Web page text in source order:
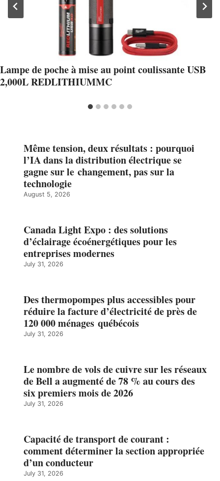
Lampe de poche à mise au point coulissante USB
2,000L REDLITHIUMMC
Même tension, deux résultats : pourquoi
l’IA dans la distribution électrique se
gagne sur le changement, pas sur la
technologie
August 5, 2026
Canada Light Expo : des solutions
d’éclairage écoénergétiques pour les
entreprises modernes
July 31, 2026
Des thermopompes plus accessibles pour
réduire la facture d’électricité de près de
120 000 ménages québécois
July 31, 2026
Le nombre de vols de cuivre sur les réseaux
de Bell a augmenté de 78 % au cours des
six premiers mois de 2026
July 31, 2026
Capacité de transport de courant :
comment déterminer la section appropriée
d’un conducteur
July 31, 2026